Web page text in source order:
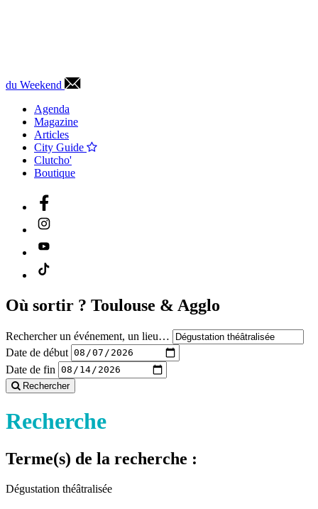
du Weekend
Agenda
Magazine
Articles
City Guide
Clutcho'
Boutique
Où sortir ? Toulouse & Agglo
Rechercher un événement, un lieu…
Date de début
Date de fin
Rechercher
Recherche
Terme(s) de la recherche :
Dégustation théâtralisée